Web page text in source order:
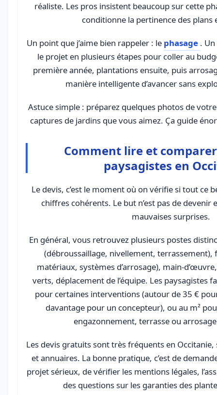
réaliste. Les pros insistent beaucoup sur cette
conditionne la pertinence des plans
Un point que j’aime bien rappeler : le phasage .
le projet en plusieurs étapes pour coller au
première année, plantations ensuite, puis
manière intelligente d’avancer sans
Astuce simple : préparez quelques photos de
captures de jardins que vous aimez. Ça guide
Comment lire et
paysagistes en
Le devis, c’est le moment où on vérifie si tout ce
chiffres cohérents. Le but n’est pas de devenir
mauvaises surprises.
En général, vous retrouvez plusieurs postes
(débroussaillage, nivellement,
matériaux, systèmes d’arrosage), main-
verts, déplacement de l’équipe. Les paysagistes
pour certaines interventions (autour de 35 €
davantage pour un concepteur), ou au m²
engazonnement, terrasse ou
Les devis gratuits sont très fréquents en
et annuaires. La bonne pratique, c’est de
projet sérieux, de vérifier les mentions légales,
des questions sur les garanties des